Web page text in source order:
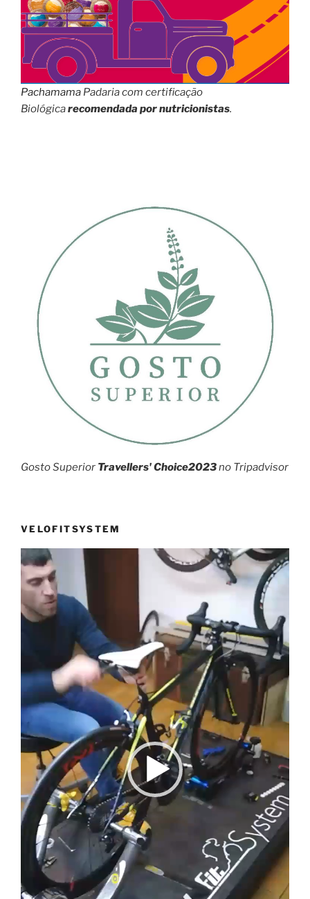
Pachamama Padaria com certificação
Biológicarecomendada por nutricionistas.
Gosto Superior Travellers' Choice2023no Tripadvisor
VELOFITSYSTEM
Reprodutor
de
vídeo